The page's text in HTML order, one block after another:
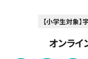
【小学生対象
オンライ